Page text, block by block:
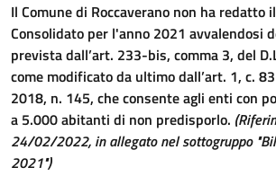
Il Comune di Roccaverano non ha redatto
Consolidato per l'anno 2021 avvalendosi
prevista dall’art. 233-bis, comma 3, del
come modificato da ultimo dall’art. 1, c.
2018, n. 145, che consente agli enti con
a 5.000 abitanti di non predisporlo.
24/02/2022, in allegato nel sottogruppo
2021")